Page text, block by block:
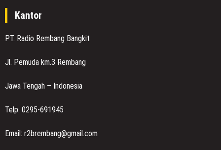
Kantor
PT. Radio Rembang Bangkit
Jl. Pemuda km.3 Rembang
Jawa Tengah – Indonesia
Telp. 0295-691945
Email: r2brembang@gmail.com